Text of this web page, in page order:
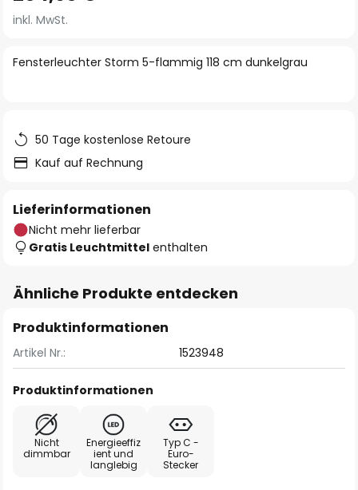
der
springen
Fensterleuchter Storm 5-flammig 118 cm dunkelgrau
inkl. MwSt.
50 Tage kostenlose Retoure
Kauf auf Rechnung
Lieferinformationen
Nicht mehr lieferbar
Gratis Leuchtmittel enthalten
Ähnliche Produkte entdecken
Produktinformationen
Artikel Nr.: 1523948
Produktinformationen
Nicht
dimmbar
Energieeffiz
ient und
langlebig
Typ C -
Euro-
Stecker